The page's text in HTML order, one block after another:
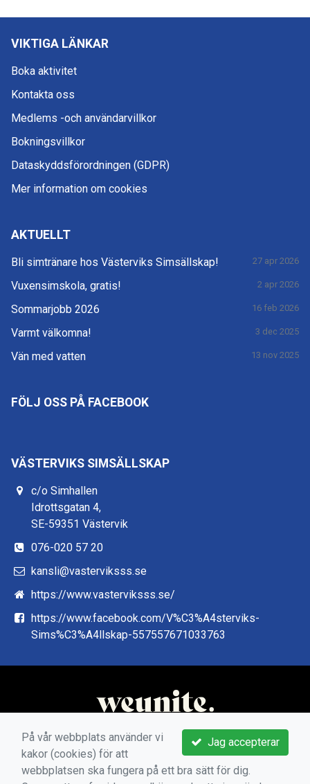
VIKTIGA LÄNKAR
Boka aktivitet
Kontakta oss
Medlems -och användarvillkor
Bokningsvillkor
Dataskyddsförordningen (GDPR)
Mer information om cookies
AKTUELLT
Bli simtränare hos Västerviks Simsällskap! 27 apr 2026
Vuxensimskola, gratis! 2 apr 2026
Sommarjobb 2026 16 feb 2026
Varmt välkomna! 3 dec 2025
Vän med vatten 13 nov 2025
FÖLJ OSS PÅ FACEBOOK
VÄSTERVIKS SIMSÄLLSKAP
c/o Simhallen
Idrottsgatan 4,
SE-59351 Västervik
076-020 57 20
kansli@vasterviksss.se
https://www.vasterviksss.se/
https://www.facebook.com/V%C3%A4sterviks-
Sims%C3%A4llskap-557557671033763
Jag accepterar
På vår webbplats använder vi
kakor (cookies) för att
webbplatsen ska fungera på ett bra sätt för dig.